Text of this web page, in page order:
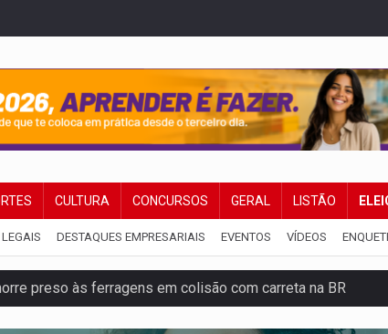
CULTURA CONCURSOS GERAL LISTÃO
DESTAQUES EMPRESARIAIS EVENTOS VÍDEOS
preso às ferragens em colisão com carreta na BR
o fim de semana em Porto Velho